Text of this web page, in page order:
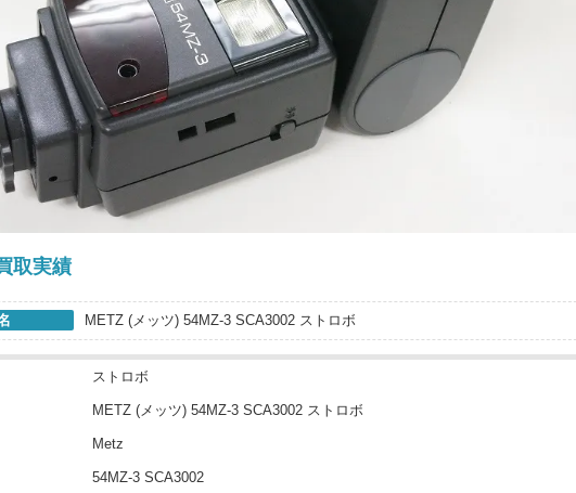
取実績
METZ (メッツ) 54MZ-3 SCA3002 ストロボ
ストロボ
METZ (メッツ) 54MZ-3 SCA3002 ストロボ
Metz
54MZ-3 SCA3002